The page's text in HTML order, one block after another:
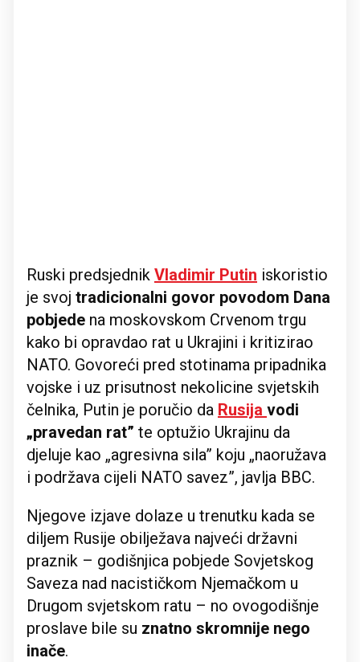
Ruski predsjednik Vladimir Putin iskoristio
je svoj tradicionalni govor povodom Dana
pobjede na moskovskom Crvenom trgu
kako bi opravdao rat u Ukrajini i kritizirao
NATO. Govoreći pred stotinama pripadnika
vojske i uz prisutnost nekolicine svjetskih
čelnika, Putin je poručio da Rusija vodi
„pravedan rat” te optužio Ukrajinu da
djeluje kao „agresivna sila” koju „naoružava
i podržava cijeli NATO savez”, javlja BBC.
Njegove izjave dolaze u trenutku kada se
diljem Rusije obilježava najveći državni
praznik – godišnjica pobjede Sovjetskog
Saveza nad nacističkom Njemačkom u
Drugom svjetskom ratu – no ovogodišnje
proslave bile su znatno skromnije nego
inače.